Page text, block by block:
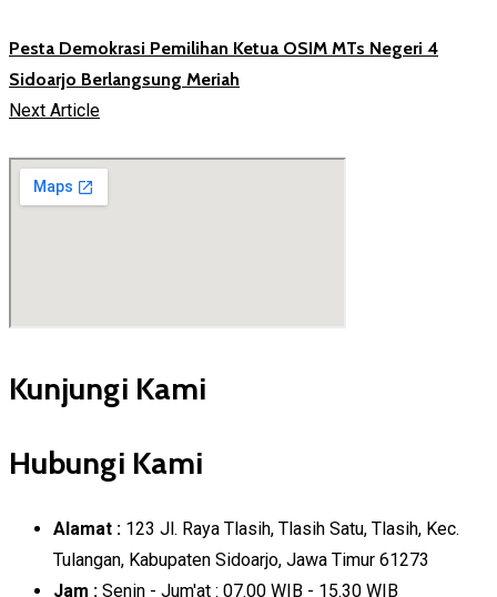
Pesta Demokrasi Pemilihan Ketua OSIM MTs Negeri 4
Sidoarjo Berlangsung Meriah
Next Article
Kunjungi Kami
Hubungi Kami
Alamat : 123 Jl. Raya Tlasih, Tlasih Satu, Tlasih, Kec.
Tulangan, Kabupaten Sidoarjo, Jawa Timur 61273
Jam : Senin - Jum'at : 07.00 WIB - 15.30 WIB